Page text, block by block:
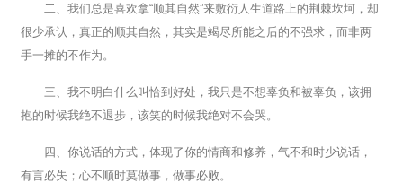
二、我们总是喜欢拿“顺其自然”来敷衍人生道路上的荆棘坎坷，却
很少承认，真正的顺其自然，其实是竭尽所能之后的不强求，而非两
手一摊的不作为。
三、我不明白什么叫恰到好处，我只是不想辜负和被辜负，该拥
抱的时候我绝不退步，该笑的时候我绝对不会哭。
四、你说话的方式，体现了你的情商和修养，气不和时少说话，
有言必失；心不顺时莫做事，做事必败。